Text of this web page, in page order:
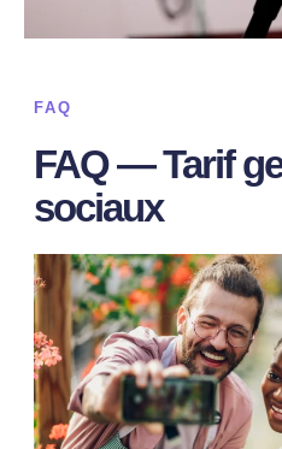
FAQ
FAQ — Tarif
sociaux